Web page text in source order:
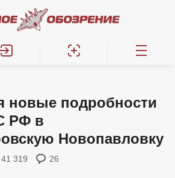
новые подробности
РФ в
Новопавловку
41 319 26